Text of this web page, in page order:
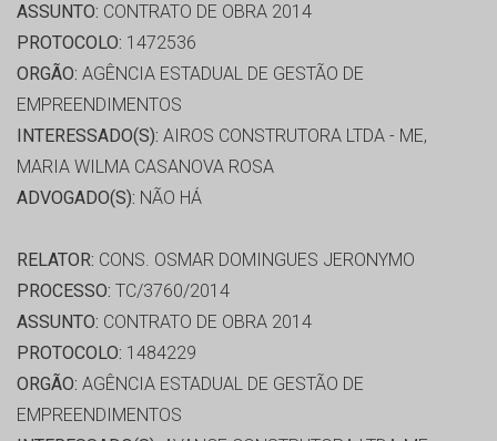
ASSUNTO: CONTRATO DE OBRA 2014
PROTOCOLO: 1472536
ORGÃO: AGÊNCIA ESTADUAL DE GESTÃO DE
EMPREENDIMENTOS
INTERESSADO(S): AIROS CONSTRUTORA LTDA - ME,
MARIA WILMA CASANOVA ROSA
ADVOGADO(S): NÃO HÁ
RELATOR: CONS. OSMAR DOMINGUES JERONYMO
PROCESSO: TC/3760/2014
ASSUNTO: CONTRATO DE OBRA 2014
PROTOCOLO: 1484229
ORGÃO: AGÊNCIA ESTADUAL DE GESTÃO DE
EMPREENDIMENTOS